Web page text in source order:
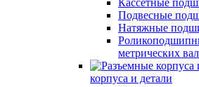
Кассетные
Подвесные
Натяжные
метрических
корпуса и детали